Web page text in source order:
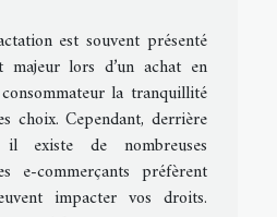
est souvent présenté
majeur lors d’un achat en
la tranquillité
choix. Cependant, derrière
existe de nombreuses
e-commerçants préfèrent
impacter vos droits.